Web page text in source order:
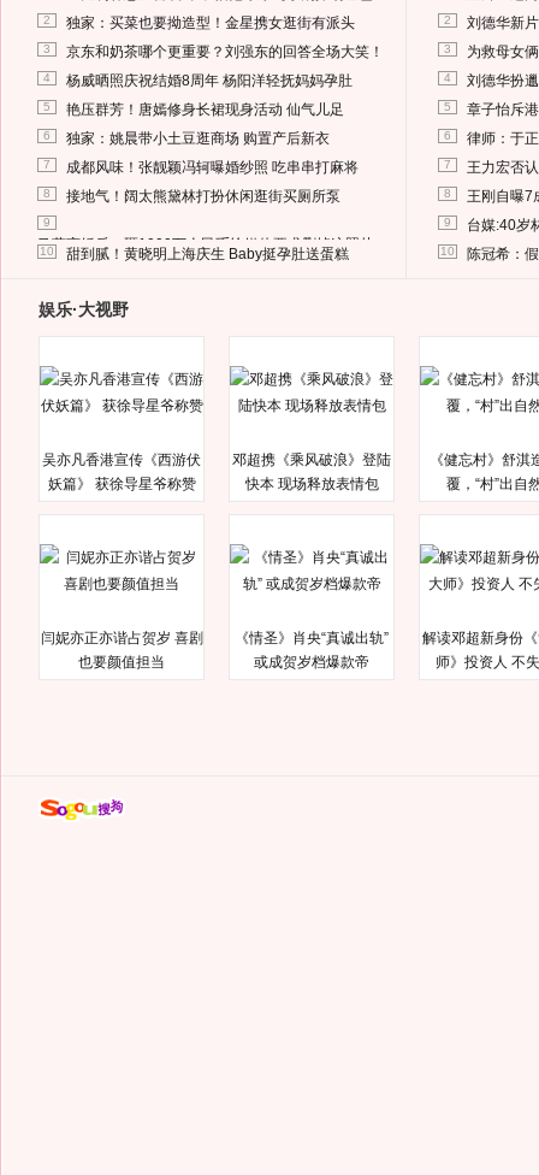
2 独家：买菜也要拗造型！金星携女逛街有派头
3 京东和奶茶哪个更重要？刘强东的回答全场大笑！
4 杨威晒照庆祝结婚8周年 杨阳洋轻抚妈妈孕肚
5 艳压群芳！唐嫣修身长裙现身活动 仙气儿足
6 独家：姚晨带小土豆逛商场 购置产后新衣
7 成都风味！张靓颖冯轲曝婚纱照 吃串串打麻将
8 接地气！阔太熊黛林打扮休闲逛街买厕所泵
9
马蓉离婚后，砸1000万人民币给媒体要求删掉这照片
10 甜到腻！黄晓明上海庆生 Baby挺孕肚送蛋糕
2 刘德华新
3 为救母女
4 刘德华扮
5 章子怡斥
6 律师：于
7 王力宏否
8 王刚自曝7
9 台媒:40岁
10 陈冠希：
娱乐·大视野
吴亦凡香港宣传《西游伏
妖篇》 获徐导星爷称赞
邓超携《乘风破浪》登陆
快本 现场释放表情包
《健忘村》舒淇
覆，“村”出自
闫妮亦正亦谐占贺岁 喜剧
也要颜值担当
《情圣》肖央“真诚出轨”
或成贺岁档爆款帝
解读邓超新身份
师》投资人 不